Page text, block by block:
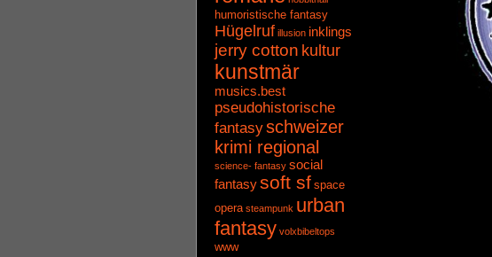
humoristische fantasy
Hügelruf illusion inklings
jerry cotton kultur
kunstmär
musics.best
pseudohistorische
fantasyschweizer
krimi regional
science- fantasy social
fantasysoft sf space
opera steampunk urban
fantasy volxbibeltops
www